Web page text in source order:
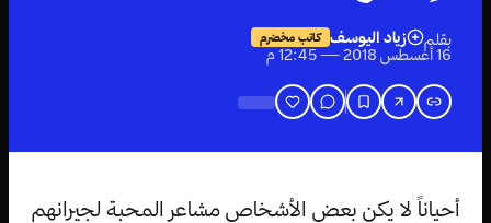
بقلم زياد اليوسف كاتب مخضرم
16 أغسطس 2018 — 12:45 م
أحياناً لا يكن بعض الأشخاص مشاعر المحبة لجيرانهم